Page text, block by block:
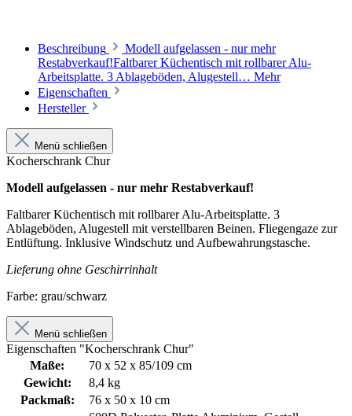
Beschreibung
Modell aufgelassen - nur mehr
Restabverkauf!Faltbarer Küchentisch mit rollbarer Alu-
Arbeitsplatte. 3 Ablageböden, Alugestell… Mehr
Eigenschaften
Hersteller
Menü schließen
Kocherschrank Chur
Modell aufgelassen - nur mehr Restabverkauf!
Faltbarer Küchentisch mit rollbarer Alu-Arbeitsplatte. 3
Ablageböden, Alugestell mit verstellbaren Beinen. Fliegengaze zur
Entlüftung. Inklusive Windschutz und Aufbewahrungstasche.
Lieferung ohne Geschirrinhalt
Farbe: grau/schwarz
Menü schließen
Eigenschaften "Kocherschrank Chur"
Maße:
70 x 52 x 85/109 cm
Gewicht:
8,4 kg
Packmaß:
76 x 50 x 10 cm